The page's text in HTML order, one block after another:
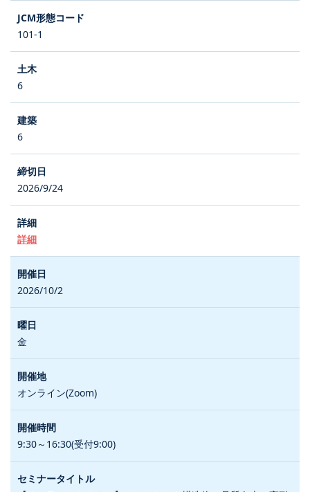
101-1
6
6
2026/9/24
詳細
2026/10/2
金
オンライン(Zoom)
9:30～16:30(受付9:00)